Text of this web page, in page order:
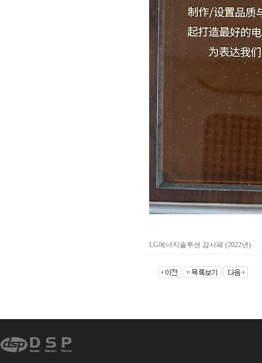
LG에너지솔루션 감사패 (2022년)